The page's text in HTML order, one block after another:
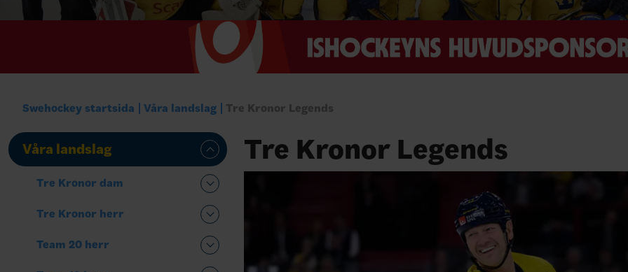
Swehockey startsida Våra landslag Tre Kronor Legends
Våra landslag
Tre Kronor dam
Tre Kronor herr
Team 20 herr
Tre Kronor Legends